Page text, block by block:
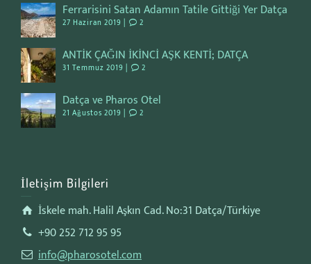
Ferrarisini Satan Adamın Tatile Gittiği Yer Datça
27 Haziran 2019 | 2
ANTİK ÇAĞIN İKİNCİ AŞK KENTİ; DATÇA
31 Temmuz 2019 | 2
Datça ve Pharos Otel
21 Ağustos 2019 | 2
İletişim Bilgileri
İskele mah. Halil Aşkın Cad. No:31 Datça/Türkiye
+90 252 712 95 95
info@pharosotel.com